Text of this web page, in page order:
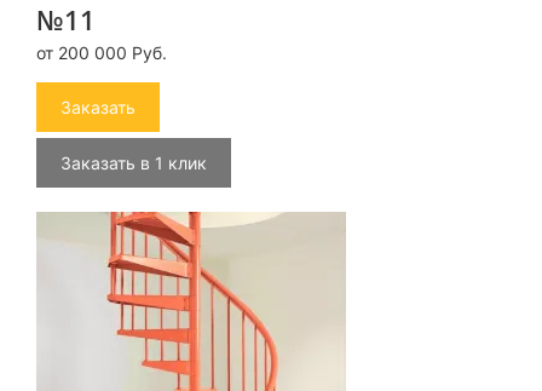
№11
от 200 000 Руб.
Заказать
Заказать в 1 клик